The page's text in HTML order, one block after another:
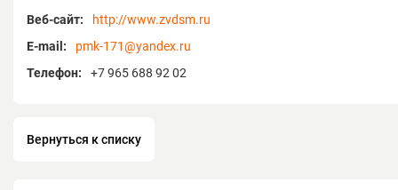
Веб-сайт:
http://www.zvdsm.ru
E-mail:
pmk-171@yandex.ru
Телефон:
+7 965 688 92 02
Вернуться к списку